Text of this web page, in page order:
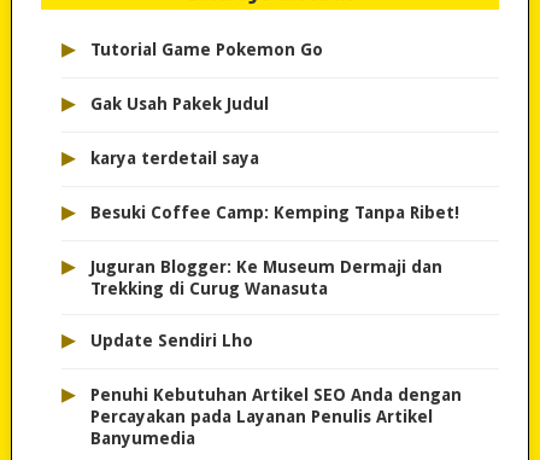
▸ Tutorial Game Pokemon Go
▸ Gak Usah Pakek Judul
▸ karya terdetail saya
▸ Besuki Coffee Camp: Kemping Tanpa Ribet!
▸
Juguran Blogger: Ke Museum Dermaji dan
Trekking di Curug Wanasuta
▸ Update Sendiri Lho
▸
Penuhi Kebutuhan Artikel SEO Anda dengan
Percayakan pada Layanan Penulis Artikel
Banyumedia